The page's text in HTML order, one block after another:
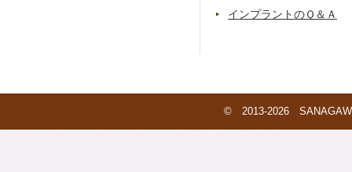
インプラントのＱ＆Ａ
© 2013-2026